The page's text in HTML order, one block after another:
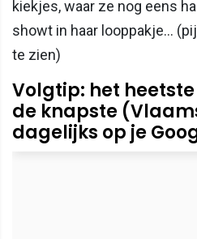
kiekjes, waar ze nog eens
showt in haar looppakje...
te zien)
Volgtip: het
de knapste
dagelijks op je